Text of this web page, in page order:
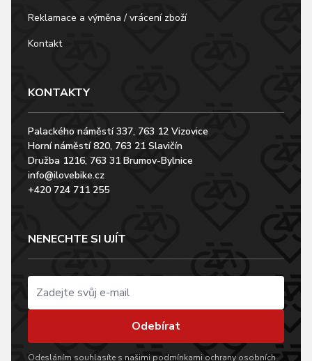
Reklamace a výměna / vrácení zboží
Kontakt
KONTAKTY
Palackého náměstí 337, 763 12 Vizovice
Horní náměstí 820, 763 21 Slavičín
Družba 1216, 763 31 Brumov-Bylnice
info@ilovebike.cz
+420 724 711 255
NENECHTE SI UJÍT
Odebírat
Odesláním souhlasíte s našimi podmínkami ochrany osobních